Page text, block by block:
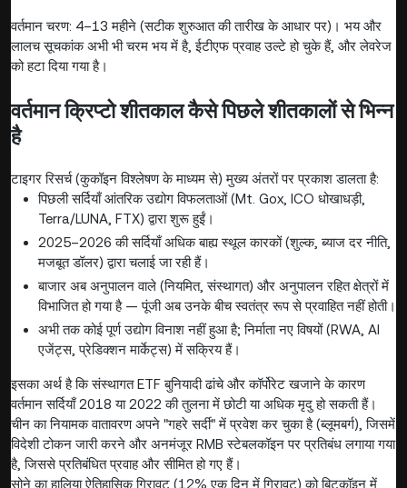
वर्तमान चरण: 4–13 महीने (सटीक शुरुआत की तारीख के आधार पर)। भय और
लालच सूचकांक अभी भी चरम भय में है, ईटीएफ प्रवाह उल्टे हो चुके हैं, और लेवरेज
को हटा दिया गया है।
वर्तमान क्रिप्टो शीतकाल कैसे पिछले शीतकालों से भिन्न
है
टाइगर रिसर्च (कुकॉइन विश्लेषण के माध्यम से) मुख्य अंतरों पर प्रकाश डालता है:
पिछली सर्दियाँ आंतरिक उद्योग विफलताओं (Mt. Gox, ICO धोखाधड़ी,
Terra/LUNA, FTX) द्वारा शुरू हुईं।
2025–2026 की सर्दियाँ अधिक बाह्य स्थूल कारकों (शुल्क, ब्याज दर नीति,
मजबूत डॉलर) द्वारा चलाई जा रही हैं।
बाजार अब अनुपालन वाले (नियमित, संस्थागत) और अनुपालन रहित क्षेत्रों में
विभाजित हो गया है — पूंजी अब उनके बीच स्वतंत्र रूप से प्रवाहित नहीं होती।
अभी तक कोई पूर्ण उद्योग विनाश नहीं हुआ है; निर्माता नए विषयों (RWA, AI
एजेंट्स, प्रेडिक्शन मार्केट्स) में सक्रिय हैं।
इसका अर्थ है कि संस्थागत ETF बुनियादी ढांचे और कॉर्पोरेट खजाने के कारण
वर्तमान सर्दियाँ 2018 या 2022 की तुलना में छोटी या अधिक मृदु हो सकती हैं।
चीन का नियामक वातावरण अपने "गहरे सर्दी" में प्रवेश कर चुका है (ब्लूमबर्ग), जिसमें
विदेशी टोकन जारी करने और अनमंजूर RMB स्टेबलकॉइन पर प्रतिबंध लगाया गया
है, जिससे प्रतिबंधित प्रवाह और सीमित हो गए हैं।
सोने का हालिया ऐतिहासिक गिरावट (12% एक दिन में गिरावट) को बिटकॉइन में